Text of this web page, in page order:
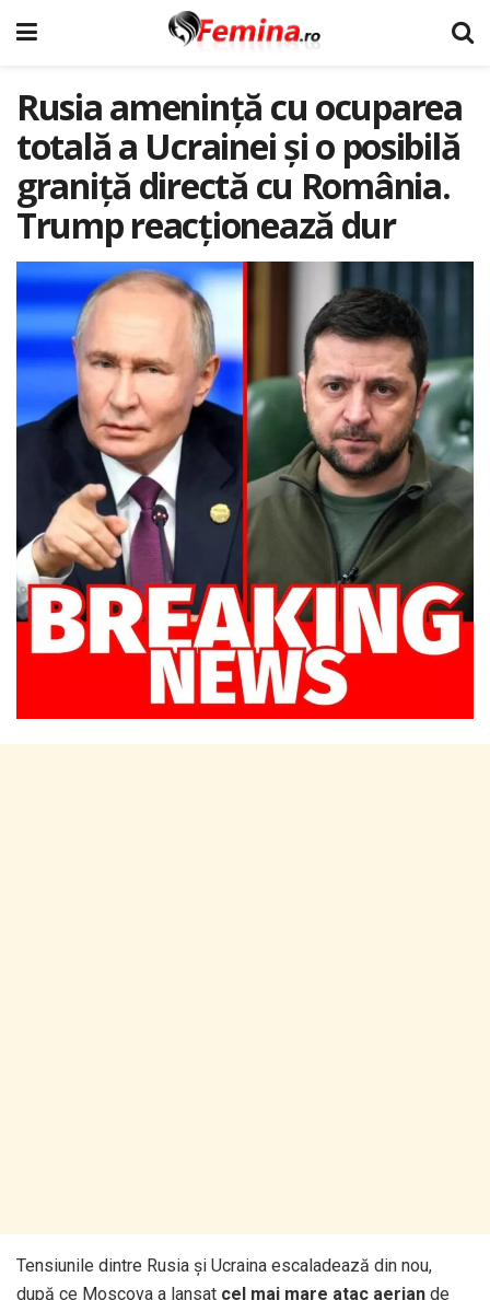
Rusia amenință cu ocuparea
totală a Ucrainei și o posibilă
graniță directă cu România.
Trump reacționează dur
Tensiunile dintre Rusia și Ucraina escaladează din nou,
după ce Moscova a lansat cel mai mare atac aerian de